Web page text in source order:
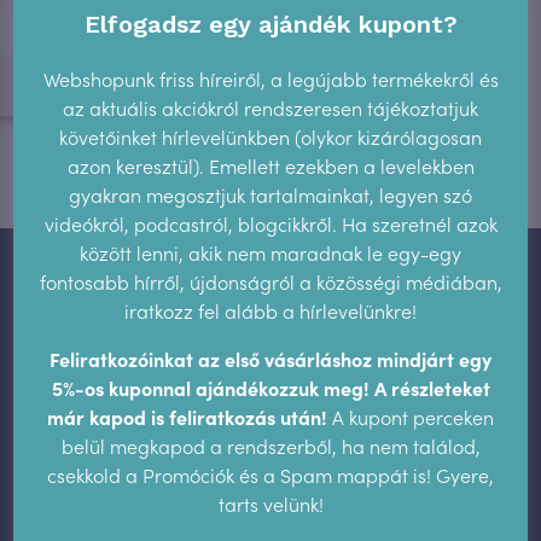
Szépséghibás termékek
Elfogadsz egy ajándék kupont?
Webshopunk friss híreiről, a legújabb termékekről és
az aktuális akciókról rendszeresen tájékoztatjuk
követőinket hírlevelünkben (olykor kizárólagosan
azon keresztül). Emellett ezekben a levelekben
gyakran megosztjuk tartalmainkat, legyen szó
videókról, podcastról, blogcikkről. Ha szeretnél azok
között lenni, akik nem maradnak le egy-egy
fontosabb hírről, újdonságról a közösségi médiában,
iratkozz fel alább a hírlevelünkre!
Feliratkozóinkat az első vásárláshoz mindjárt egy
5%-os kuponnal ajándékozzuk meg! A részleteket
már kapod is feliratkozás után! A kupont perceken
belül megkapod a rendszerből, ha nem találod,
csekkold a Promóciók és a Spam mappát is! Gyere,
tarts velünk!
Vásárlás, fizetés, szállítás
Adatvédelem
Hírlevél